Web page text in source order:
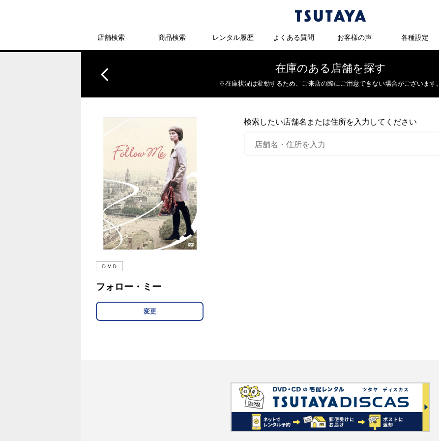
店舗検索 商品検索 レンタル履歴 よくある質問 お客様の声 各種設定
在庫のある店舗を探す
※在庫状況は変動するため、 ご来店の際にご用意できない場合がございます。
ＤＶＤ
フォロー・ミー
変更
検索したい店舗名または住所を入力してください